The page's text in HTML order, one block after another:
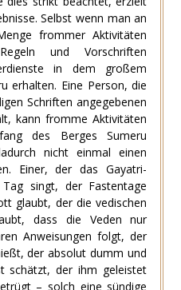
Selbst wenn man an
frommer Aktivitäten
und Vorschriften
in dem großem
erhalten. Eine Person, die
Schriften angegebenen
kann fromme Aktivitäten
des Berges Sumeru
nicht einmal einen
Einer, der das Gayatri-
singt, der Fastentage
glaubt, der die vedischen
dass die Veden nur
Anweisungen folgt, der
der absolut dumm und
schätzt, der ihm geleistet
– solch eine sündige